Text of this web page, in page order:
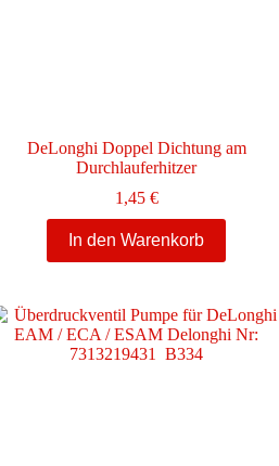
DeLonghi Doppel Dichtung am
Durchlauferhitzer
1,45 €
In den Warenkorb